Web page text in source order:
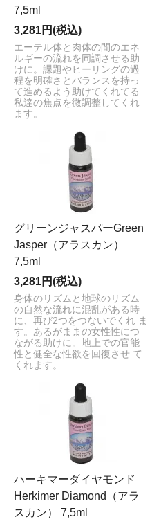
7,5ml
3,281円(税込)
エーテル体と肉体の間のエネ
ルギーの流れを同調させる助
けに。課題やヒーリングの過
程を明確さとバランスを持っ
て進めるよう助けてくれてる
私達の焦点を微調整してくれ
ます。
グリーンジャスパーGreen
Jasper（アラスカン）
7,5ml
3,281円(税込)
身体のリズムと地球のリズム
の自然な流れに混乱がある時
に、再び2つをつないでくれ ま
す。あるがままの女性性につ
ながる助けに。地上での官能
性と健全な性欲を回復させ て
くれます。
ハーキマーダイヤモンド
Herkimer Diamond（アラ
スカン） 7,5ml